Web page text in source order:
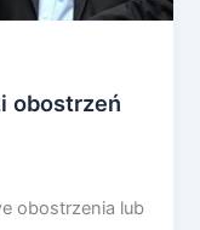
obostrzeń
obostrzenia lub